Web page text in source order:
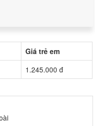
Giá trẻ em
1.245.000 đ